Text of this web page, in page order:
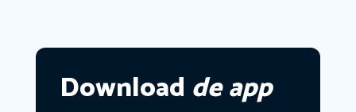
Download de app